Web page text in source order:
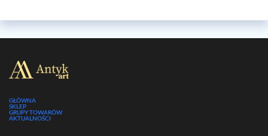
GŁÓWNA
SKLEP
GRUPY TOWARÓW
AKTUALNOŚCI